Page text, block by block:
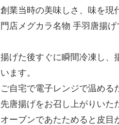
創業当時の美味しさ、味を現
門店メグカラ名物 手羽唐揚げ
揚げた後すぐに瞬間冷凍し、
います。
ご自宅で電子レンジで温める
先唐揚げをお召し上がりいた
オーブンであたためると皮目